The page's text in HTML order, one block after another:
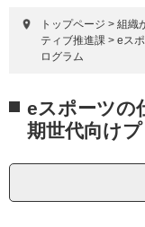
トップページ > 組織
ティブ推進課 > eス
ログラム
文 eスポーツの
期世代向け